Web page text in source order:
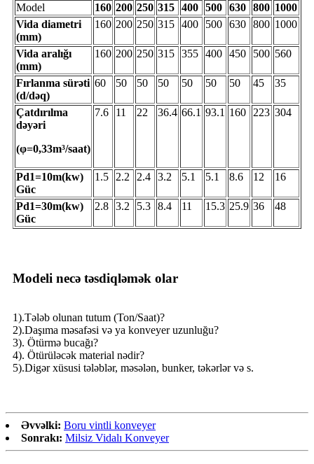
Model 160 200 250 315 400 500 630 800 1000
Vida diametri
(mm)
160 200 250 315 400 500 630 800 1000
Vida aralığı
(mm)
160 200 250 315 355 400 450 500 560
Fırlanma sürəti
(d/dəq)
60 50 50 50 50 50 50 45 35
Çatdırılma
dəyəri
(φ=0,33m³/saat)
7.6 11 22 36.4 66.1 93.1 160 223 304
Pd1=10m(kw)
Güc
1.5 2.2 2.4 3.2 5.1 5.1 8.6 12 16
Pd1=30m(kw)
Güc
2.8 3.2 5.3 8.4 11 15.3 25.9 36 48
Modeli necə təsdiqləmək olar
1).Tələb olunan tutum (Ton/Saat)?
2).Daşıma məsafəsi və ya konveyer uzunluğu?
3). Ötürmə bucağı?
4). Ötürüləcək material nədir?
5).Digər xüsusi tələblər, məsələn, bunker, təkərlər və s.
Əvvəlki: Boru vintli konveyer
Sonrakı: Milsiz Vidalı Konveyer